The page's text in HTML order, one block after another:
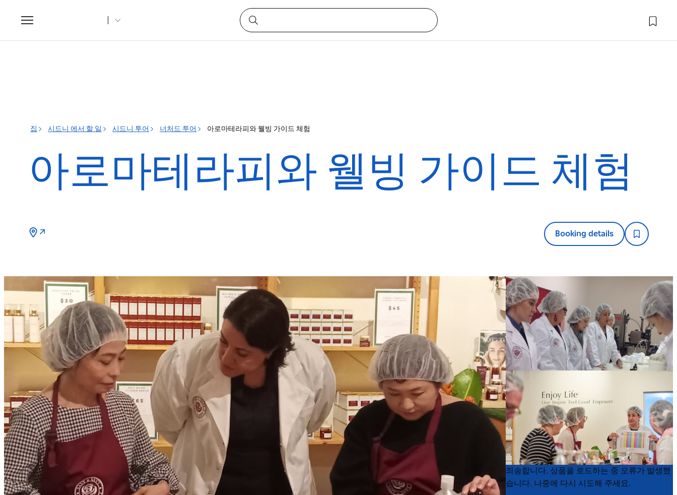
Toggle
navigation
집 시드니 에서 할 일 시드니 투어 너처드 투어 아로마테라피와 웰빙 가이드 체험
아로마테라피와 웰빙 가이드 체험
Booking details
Product
List
Product
List
죄송합니다. 상품을 로드하는 중 오류가 발생했
습니다. 나중에 다시 시도해 주세요.